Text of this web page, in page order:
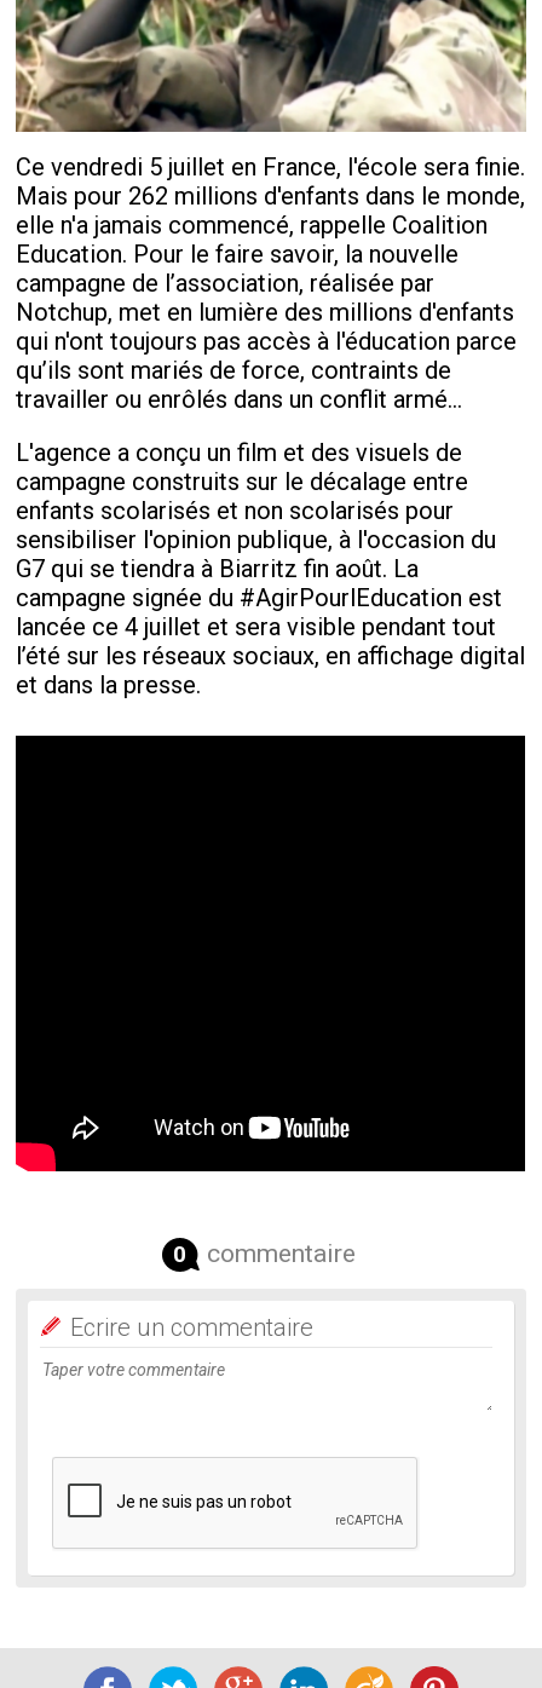
Ce vendredi 5 juillet en France, l'école sera finie.
Mais pour 262 millions d'enfants dans le monde,
elle n'a jamais commencé, rappelle Coalition
Education. Pour le faire savoir, la nouvelle
campagne de l’association, réalisée par
Notchup, met en lumière des millions d'enfants
qui n'ont toujours pas accès à l'éducation parce
qu’ils sont mariés de force, contraints de
travailler ou enrôlés dans un conflit armé...
L'agence a conçu un film et des visuels de
campagne construits sur le décalage entre
enfants scolarisés et non scolarisés pour
sensibiliser l'opinion publique, à l'occasion du
G7 qui se tiendra à Biarritz fin août. La
campagne signée du #AgirPourlEducation est
lancée ce 4 juillet et sera visible pendant tout
l’été sur les réseaux sociaux, en affichage digital
et dans la presse.
0 commentaire
Ecrire un commentaire